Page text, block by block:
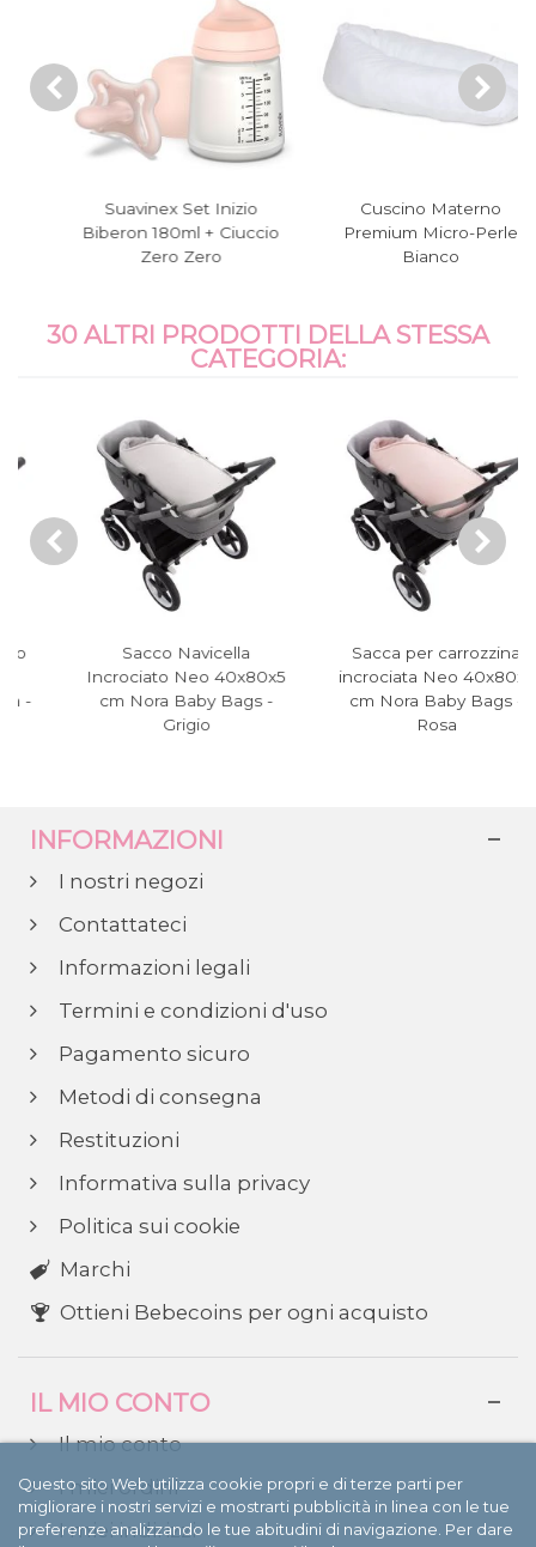
Suavinex Set Inizio
Biberon 180ml + Ciuccio
Zero Zero
Cuscino Materno
Premium Micro-Perle
Bianco
30 ALTRI PRODOTTI DELLA STESSA
CATEGORIA:
Sacco Navicella
Incrociato Neo 40x80x5
cm Nora Baby Bags -
Grigio
Sacca per carrozzina
incrociata Neo 40x80x5
cm Nora Baby Bags -
INFORMAZIONI
I nostri negozi
Contattateci
Informazioni legali
Termini e condizioni d'uso
Pagamento sicuro
Metodi di consegna
Restituzioni
Informativa sulla privacy
Politica sui cookie
Marchi
Ottieni Bebecoins per ogni acquisto
IL MIO CONTO
Il mio conto
I miei ordini
I miei indirizzi
Questo sito Web utilizza cookie propri e di terze parti per
migliorare i nostri servizi e mostrarti pubblicità in linea con le tue
preferenze analizzando le tue abitudini di navigazione. Per dare